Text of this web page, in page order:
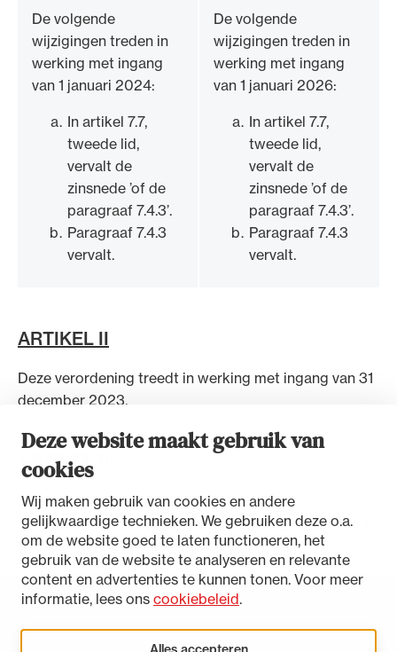
Deze website maakt gebruik van
cookies
Wij maken gebruik van cookies en andere
gelijkwaardige technieken. We gebruiken deze o.a.
om de website goed te laten functioneren, het
gebruik van de website te analyseren en relevante
content en advertenties te kunnen tonen. Voor meer
informatie, lees ons cookiebeleid.
De volgende
wijzigingen treden in
werking met ingang
van 1 januari 2024:
In artikel 7.7,
tweede lid,
vervalt de
zinsnede ’of de
paragraaf 7.4.3’.
Paragraaf 7.4.3
vervalt.
De volgende
wijzigingen treden in
werking met ingang
van 1 januari 2026:
In artikel 7.7,
tweede lid,
vervalt de
zinsnede ’of de
paragraaf 7.4.3’.
Paragraaf 7.4.3
vervalt.
ARTIKEL II
Deze verordening treedt in werking met ingang van 31
december 2023.
ARTIKEL III
Deze verordening wordt aangehaald als
‘Wijzigingsverordening vervolgverlenging Experiment
letsel-en overlijdensschadezaken’.